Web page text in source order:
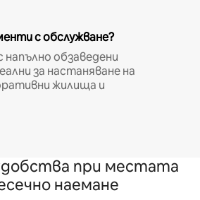
с обслужване?
напълно обзаведени
за настаняване на
жилища и
при местата
наемане